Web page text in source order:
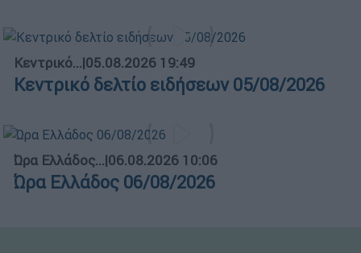
Κεντρικό...|05.08.2026 19:49
Κεντρικό δελτίο ειδήσεων 05/08/2026
Ώρα Ελλάδος...|06.08.2026 10:06
Ώρα Ελλάδος 06/08/2026